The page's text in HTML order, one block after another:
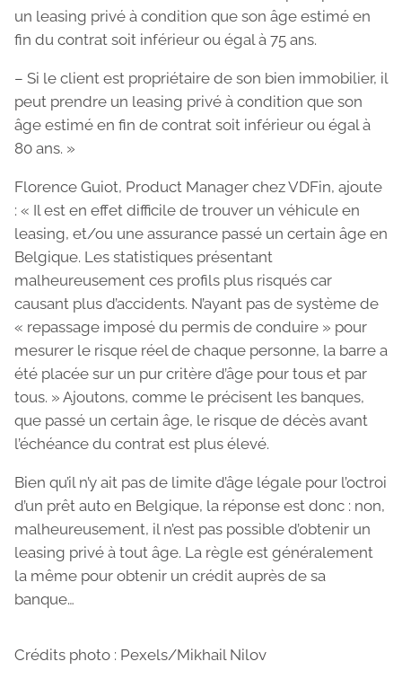
un leasing privé à condition que son âge estimé en
fin du contrat soit inférieur ou égal à 75 ans.
– Si le client est propriétaire de son bien immobilier, il
peut prendre un leasing privé à condition que son
âge estimé en fin de contrat soit inférieur ou égal à
80 ans. »
Florence Guiot, Product Manager chez VDFin, ajoute
: « Il est en effet difficile de trouver un véhicule en
leasing, et/ou une assurance passé un certain âge en
Belgique. Les statistiques présentant
malheureusement ces profils plus risqués car
causant plus d’accidents. N’ayant pas de système de
« repassage imposé du permis de conduire » pour
mesurer le risque réel de chaque personne, la barre a
été placée sur un pur critère d’âge pour tous et par
tous. » Ajoutons, comme le précisent les banques,
que passé un certain âge, le risque de décès avant
l’échéance du contrat est plus élevé.
Bien qu’il n’y ait pas de limite d’âge légale pour l’octroi
d’un prêt auto en Belgique, la réponse est donc : non,
malheureusement, il n’est pas possible d’obtenir un
leasing privé à tout âge. La règle est généralement
la même pour obtenir un crédit auprès de sa
banque…
Crédits photo : Pexels/Mikhail Nilov